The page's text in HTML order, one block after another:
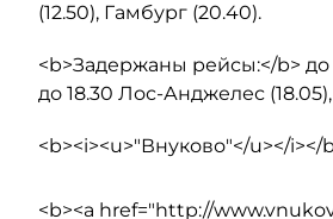
(12.50), Гамбург (20.40).
<b>Задержаны рейсы:</b> до
до 18.30 Лос-Анджелес (18.05),
<b><i><u>"Внуково"</u></i></
<b><a href="http://